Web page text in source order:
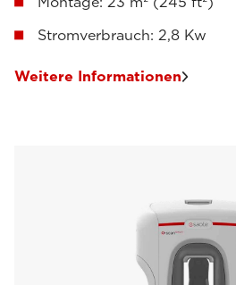
Stromverbrauch: 2,8 Kw
Weitere Informationen